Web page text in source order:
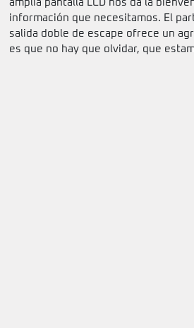
amplia pantalla LCD nos da la
información que necesitamos. El
salida doble de escape ofrece un
es que no hay que olvidar, que